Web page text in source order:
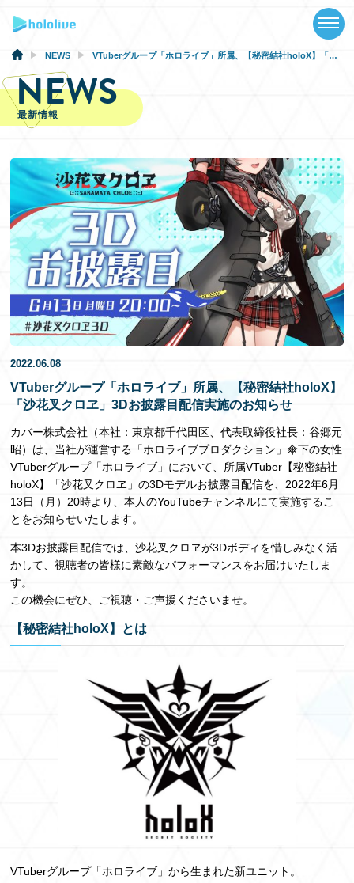
NEWS
SCHEDULE
EVENTS
VIDEOS
MUSIC
GOODS
SPECIAL
EN
NEWS VTuberグループ「ホロライブ」所属、【秘密結社holoX】「沙花叉クロヱ」3Dお披露目配信実施のお知らせ
NEWS
最新情報
2022.06.08
VTuberグループ「ホロライブ」所属、【秘密結社holoX】
「沙花叉クロヱ」3Dお披露目配信実施のお知らせ
カバー株式会社（本社：東京都千代田区、代表取締役社長：谷郷元
昭）は、当社が運営する「ホロライブプロダクション」傘下の女性
VTuberグループ「ホロライブ」において、所属VTuber【秘密結社
holoX】「沙花叉クロヱ」の3Dモデルお披露目配信を、2022年6月
13日（月）20時より、本人のYouTubeチャンネルにて実施するこ
とをお知らせいたします。
本3Dお披露目配信では、沙花叉クロヱが3Dボディを惜しみなく活
かして、視聴者の皆様に素敵なパフォーマンスをお届けいたしま
す。
この機会にぜひ、ご視聴・ご声援くださいませ。
【秘密結社holoX】とは
VTuberグループ「ホロライブ」から生まれた新ユニット。